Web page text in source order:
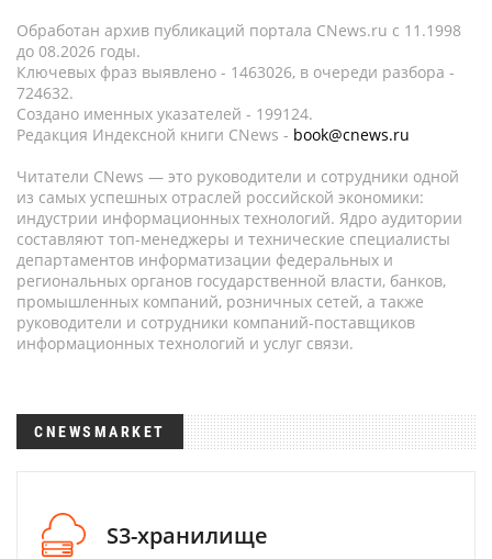
Обработан архив публикаций портала CNews.ru c 11.1998
до 08.2026 годы.
Ключевых фраз выявлено - 1463026, в очереди разбора -
724632.
Создано именных указателей - 199124.
Редакция Индексной книги CNews - book@cnews.ru
Читатели CNews — это руководители и сотрудники одной
из самых успешных отраслей российской экономики:
индустрии информационных технологий. Ядро аудитории
составляют топ-менеджеры и технические специалисты
департаментов информатизации федеральных и
региональных органов государственной власти, банков,
промышленных компаний, розничных сетей, а также
руководители и сотрудники компаний-поставщиков
информационных технологий и услуг связи.
CNEWSMARKET
S3-хранилище